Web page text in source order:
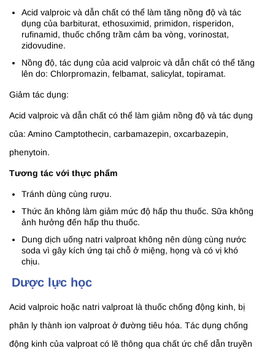
Acid valproic và dẫn chất có thể làm tăng nồng độ và tác
dụng của barbiturat, ethosuximid, primidon, risperidon,
rufinamid, thuốc chống trầm cảm ba vòng, vorinostat,
zidovudine.
Nồng độ, tác dụng của acid valproic và dẫn chất có thể tăng
lên do: Chlorpromazin, felbamat, salicylat, topiramat.
Giảm tác dụng:
Acid valproic và dẫn chất có thể làm giảm nồng độ và tác dụng
của: Amino Camptothecin, carbamazepin, oxcarbazepin,
phenytoin.
Tương tác với thực phẩm
Tránh dùng cùng rượu.
Thức ăn không làm giảm mức độ hấp thu thuốc. Sữa không
ảnh hưởng đến hấp thu thuốc.
Dung dịch uống natri valproat không nên dùng cùng nước
soda vì gây kích ứng tại chỗ ở miệng, họng và có vị khó
chịu.
Dược lực học
Acid valproic hoặc natri valproat là thuốc chống động kinh, bị
phân ly thành ion valproat ở đường tiêu hóa. Tác dụng chống
động kinh của valproat có lẽ thông qua chất ức chế dẫn truyền